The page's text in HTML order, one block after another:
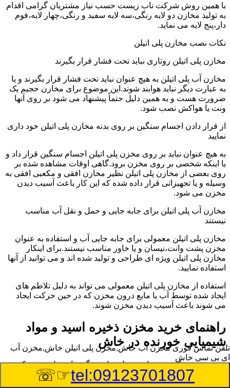
با همین روش شرکت ناب زیست حسب نیاز مشتریان گرامی اقدام
به تولید مخازن دو لایه رنگی،سه لایه سفید و رنگی،چهار لایه،فوم
دار،پنج لایه می نماید.
نکات نصب مخازن پلی اتیلن
مخازن پلی اتیلن روتاری نباید تحت فشار قرار بگیرند
مخازن آب پلی اتیلن به هیچ عنوان نباید تحت فشار قرار بگیرند و یا
به عبارت دیگر نباید هوابند شوند.این موضوع برای مخازن حجیم یک
ضرورت هست و به همین دلیل حتماً پیشنهاد می شود بر روی آنها
ونت یا هواکش نصب شود.
از قرار دادن اجسام سنگین بر روی بدنه مخازن پلی اتیلن خود داری
نمایید
به هیچ عنوان نباید بر روی مخزن پلی اتیلن اجسام سنگین قرار داد و
یا اینکه شخصی بر روی مخزن برود.گاهی اوقات مشاهده شده بر
روی بعضی از مخازن پلی اتیلن نظیر مخازن افقی و مکعبی افقی به
وسیله و یا تجهیزاتی قرار داده شده که این کار باعث آسیب دیدن
مخزن می شود.
مخازن آب پلی اتیلن برای جابه جایی و حمل و نقل آب مناسب
نیستند
مخازن پلی اتیلن معمولی برای جابه جایی آب و استفاده به عنوان
مخزن پشت وانت،نیسان و یا خاور مناسب نیستند.برای اینکار
مخازن پلی اتیلن ویژه ای طراحی و تولید شده اند و می توانید از آنها
استفاده نمایید.
استفاده از مخازن پلی اتیلن معمولی می تواند به دلیل تلاطم های
ایجاد شده توسط آب یا مایع درون مخزن که در حین حرکت ایجاد
می شوند باعث آسیب دیدن مخزن شوند.
راهنمای خرید مخزن ذخیره اسید و مواد
شیمیایی خورنده در خاش
مخزن ذخیره اسید و مواد شیمیایی باید به گونه ای تولید شوند که
بتوانند در برابر چگالی نسبتا بالا و خورندگی انواع اسیدها مقاومت
کافی داشته باشند.به همین دلیل نمی توان در هر مخزنی اسید و مواد
تلفن تماس فوریمخزن آب خاش,مخزن پلی اتیلن خاش,مخزن آب
ای بی سی خاش
tel:09123701807
☞☏